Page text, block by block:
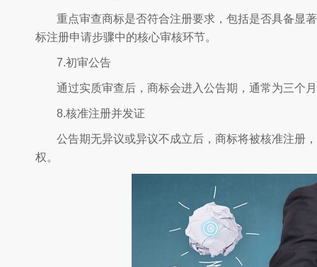
重点审查商标是否符合注册要求，包括是否具备显
标注册申请步骤中的核心审核环节。
7.初审公告
通过实质审查后，商标会进入公告期，通常为三个
8.核准注册并发证
公告期无异议或异议不成立后，商标将被核准注册
权。